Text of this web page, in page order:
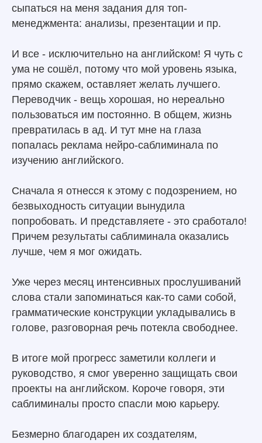
сыпаться на меня задания для топ-
менеджмента: анализы, презентации и пр.
И все - исключительно на английском! Я чуть с
ума не сошёл, потому что мой уровень языка,
прямо скажем, оставляет желать лучшего.
Переводчик - вещь хорошая, но нереально
пользоваться им постоянно. В общем, жизнь
превратилась в ад. И тут мне на глаза
попалась реклама нейро-саблиминала по
изучению английского.
Сначала я отнесся к этому с подозрением, но
безвыходность ситуации вынудила
попробовать. И представляете - это сработало!
Причем результаты саблиминала оказались
лучше, чем я мог ожидать.
Уже через месяц интенсивных прослушиваний
слова стали запоминаться как-то сами собой,
грамматические конструкции укладывались в
голове, разговорная речь потекла свободнее.
В итоге мой прогресс заметили коллеги и
руководство, я смог уверенно защищать свои
проекты на английском. Короче говоря, эти
саблиминалы просто спасли мою карьеру.
Безмерно благодарен их создателям,